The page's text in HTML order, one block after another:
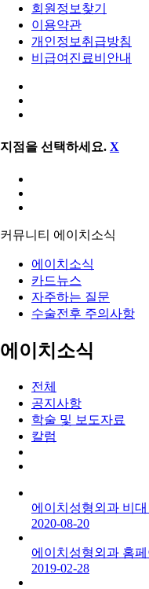
회원정보찾기
이용약관
개인정보취급방침
비급여진료비안내
지점을 선택하세요. X
커뮤니티 에이치소식
에이치소식
카드뉴스
자주하는 질문
수술전후 주의사항
에이치소식
전체
공지사항
학술 및 보도자료
칼럼
에이치성형외과 비
2020-08-20
에이치성형외과 홈
2019-02-28